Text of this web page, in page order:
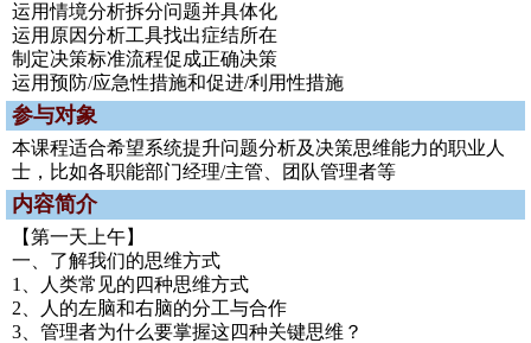
运用情境分析拆分问题并具体化
运用原因分析工具找出症结所在
制定决策标准流程促成正确决策
运用预防/应急性措施和促进/利用性措施
参与对象
本课程适合希望系统提升问题分析及决策思维能力的职业人
士，比如各职能部门经理/主管、团队管理者等
内容简介
【第一天上午】
一、了解我们的思维方式
1、人类常见的四种思维方式
2、人的左脑和右脑的分工与合作
3、管理者为什么要掌握这四种关键思维？